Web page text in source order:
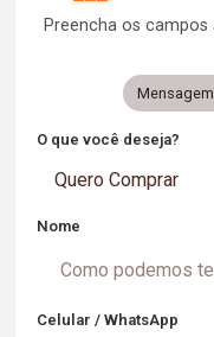
Preencha os
O que você deseja?
Quero Comprar
Nome
Celular / WhatsApp